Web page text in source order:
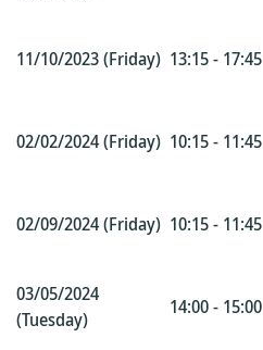
11/10/2023 (Friday) 13:15 - 17:45
02/02/2024 (Friday) 10:15 - 11:45
02/09/2024 (Friday) 10:15 - 11:45
03/05/2024
(Tuesday)
14:00 - 15:00